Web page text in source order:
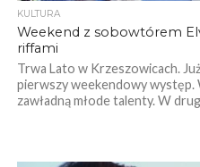
KULTURA
Weekend z sobowtórem
riffami
Trwa Lato w Krzeszowicach.
pierwszy weekendowy występ.
zawładną młode talenty. W